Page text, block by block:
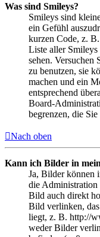
Was sind Smileys?
Smileys sind
ein Gefühl
kurzen Code, z.
Liste aller Smileys
sehen. Versuchen
zu benutzen, sie
machen und ein
entsprechend
Board-
begrenzen, die
Nach oben
Kann ich Bilder in
Ja, Bilder können
die Administration
Bild auch direkt
Bild verlinken,
liegt, z. B. http://
weder Bilder